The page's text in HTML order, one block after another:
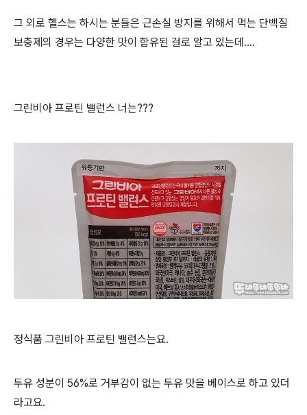
그 외로 헬스는 하시는 분들은 근손실 방지를 위해서 먹는 단백질
보충제의 경우는 다양한 맛이 함유된 걸로 알고 있는데....
그린비아 프로틴 밸런스 너는???
정식품 그린비아 프로틴 밸런스는요.
두유 성분이 56%로 거부감이 없는 두유 맛을 베이스로 하고 있더
라고요.